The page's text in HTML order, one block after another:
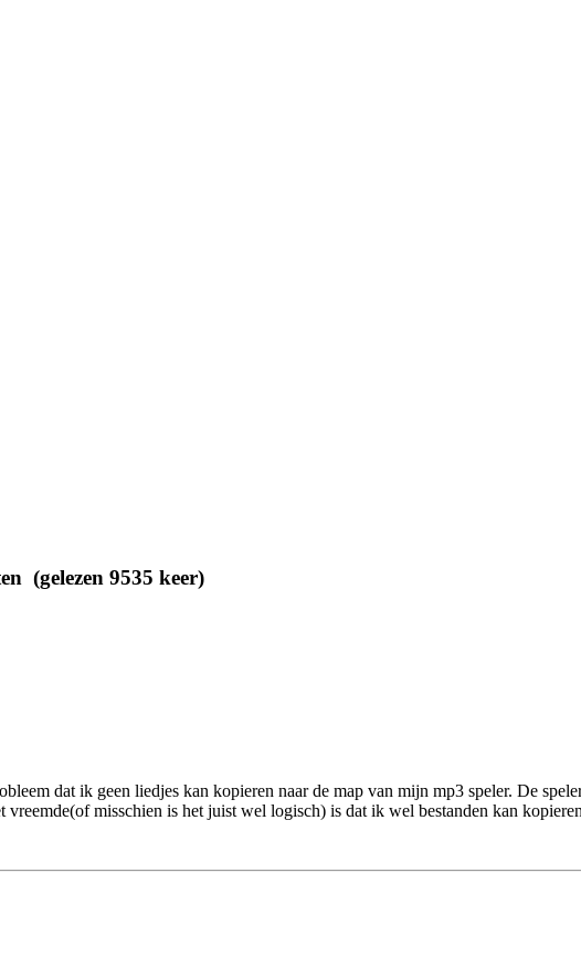
(gelezen 9535 keer)
dat ik geen liedjes kan kopieren naar de map van mijn mp3 speler. De
misschien is het juist wel logisch) is dat ik wel bestanden kan